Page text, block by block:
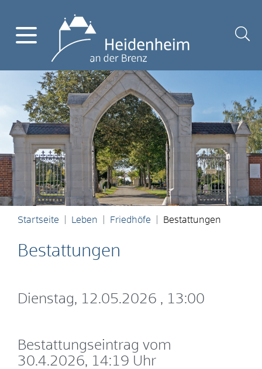
Startseite Leben Friedhöfe Bestattungen
Bestattungen
Dienstag, 12.05.2026 , 13:00
Bestattungseintrag vom
30.4.2026, 14:19 Uhr